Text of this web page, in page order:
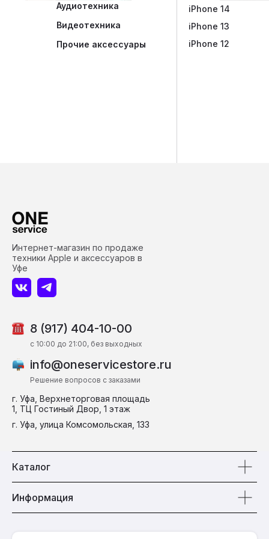
Аудиотехника
Видеотехника
Прочие аксессуары
iPhone 14
iPhone 13
iPhone 12
8 (917) 404-10-00
г. Уфа, Верхнеторговая площадь
1, ТЦ Гостиный Двор, 1 этаж
г. Уфа, улица Комсомольская, 133
info@oneservicestore.ru
c 10:00 до 21:00, без выходных
Решение вопросов с заказами
Интернет-магазин по продаже
техники Apple и аксессуаров в
Уфе
Каталог
Информация